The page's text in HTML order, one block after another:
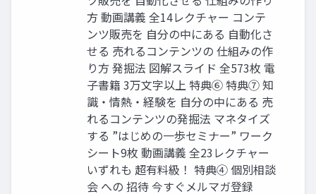
方 動画講義 全14レクチャー コンテ
ンツ販売を 自分の中にある 自動化さ
せる 売れるコンテンツの 仕組みの作
り方 発掘法 図解スライド 全573枚 電
子書籍 3万文字以上 特典⑥ 特典⑦ 知
識・情熱・経験を 自分の中にある 売
れるコンテンツの発掘法 マネタイズ
する ”はじめの一歩セミナー” ワーク
シート9枚 動画講義 全23レクチャー
いずれも 超有料級！ 特典④ 個別相談
会 への 招待 今すぐメルマガ登録